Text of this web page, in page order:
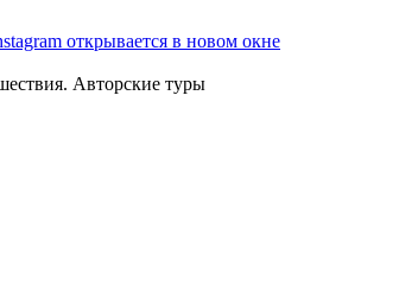
открывается в новом окне
Авторские туры